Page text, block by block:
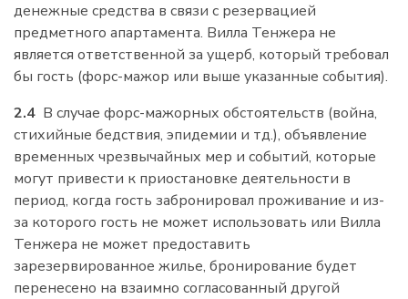
денежные средства в связи с резервацией
предметного апартамента. Вилла Тенжера не
является ответственной за ущерб, который требовал
бы гость (форс-мажор или выше указанные события).
2.4 В случае форс-мажорных обстоятельств (война,
стихийные бедствия, эпидемии и тд.), oбъявление
временных чрезвычайных мер и событий, которые
могут привести к приостановке деятельности в
период, когда гость забронировал проживание и из-
за которого гость не может использовать или Вилла
Тенжера не может предоставить
зарезервированное жилье, бронирование будет
перенесено на взаимно согласованный другой